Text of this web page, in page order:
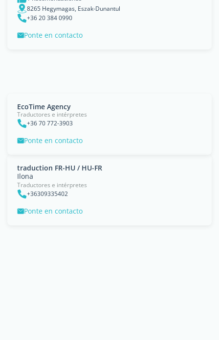
8265 Hegymagas, Eszak-Dunantul
+36 20 384 0990
Ponte en contacto
EcoTime Agency
Traductores e intérpretes
+36 70 772-3903
Ponte en contacto
traduction FR-HU / HU-FR
Ilona
Traductores e intérpretes
+36309335402
Ponte en contacto